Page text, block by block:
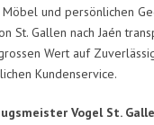
und persönlichen
St. Gallen nach Jaén
Wert auf
Kundenservice.
Vogel St.